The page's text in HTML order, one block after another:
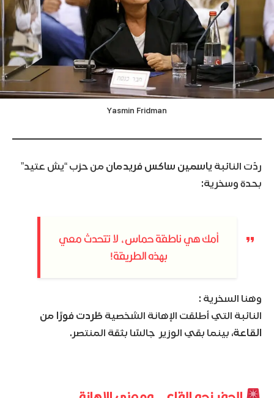
Yasmin Fridman
ردّت النائبة ياسمين ساكس فريدمان من حزب “يش عتيد”
بحدة وسخرية:
أمك هي ناطقة حماس، لا تتحدث معي
بهذه الطريقة!
وهنا السخرية :
النائبة التي أطلقت الإهانة الشخصية طُردت فورًا من
القاعة، بينما بقي الوزير جالسًا بثقة المنتصر.